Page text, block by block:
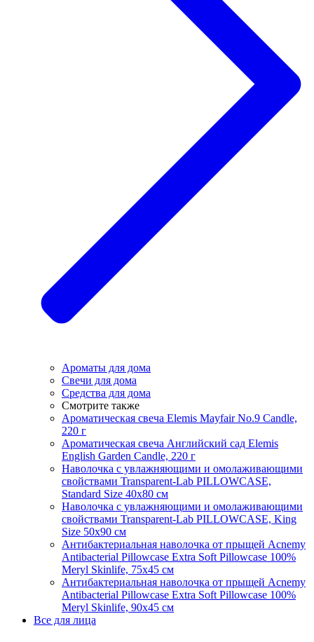
Ароматы для дома
Свечи для дома
Средства для дома
Смотрите также
Ароматическая свеча Elemis Mayfair No.9 Candle,
220 г
Ароматическая свеча Английский сад Elemis
English Garden Candle, 220 г
Наволочка с увлажняющими и омолаживающими
свойствами Transparent-Lab PILLOWCASE,
Standard Size 40x80 см
Наволочка с увлажняющими и омолаживающими
свойствами Transparent-Lab PILLOWCASE, King
Size 50x90 см
Антибактериальная наволочка от прыщей Acnemy
Antibacterial Pillowcase Extra Soft Pillowcase 100%
Meryl Skinlife, 75х45 см
Антибактериальная наволочка от прыщей Acnemy
Antibacterial Pillowcase Extra Soft Pillowcase 100%
Meryl Skinlife, 90х45 см
Все для лица